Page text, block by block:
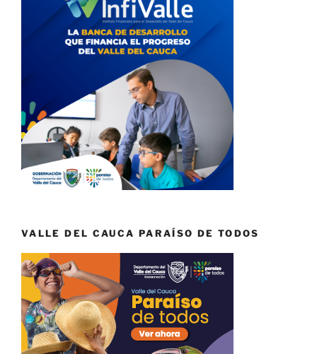
VALLE DEL CAUCA PARAÍSO DE TODOS